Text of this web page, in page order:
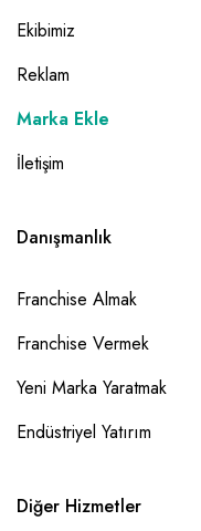
Ekibimiz
Reklam
Marka Ekle
İletişim
Danışmanlık
Franchise Almak
Franchise Vermek
Yeni Marka Yaratmak
Endüstriyel Yatırım
Diğer Hizmetler